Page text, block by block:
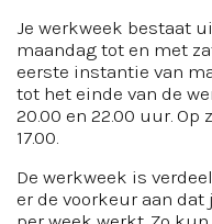
Je werkweek bestaat
maandag tot en met
eerste instantie van
tot het einde van de
20.00 en 22.00 uur.
17.00.
De werkweek is
er de voorkeur aan